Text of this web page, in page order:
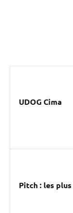
UDOG Cima
Pitch : les